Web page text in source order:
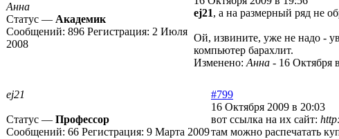
Анна
Статус — Академик
Сообщений: 896 Регистрация: 2 Июля
2008
ej21, а на размерный ряд не
Ой, извините, уже не надо -
компьютер барахлит.
Изменено: Анна - 16 Октября
ej21
Статус — Профессор
Сообщений: 66 Регистрация: 9 Марта 2009
#799
16 Октября 2009 в 20:03
вот ссылка на их сайт:
там можно распечатать